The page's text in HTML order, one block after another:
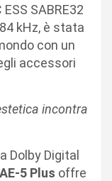
SABRE32
kHz, è stata
con un
accessori
incontra
Dolby Digital
5 Plus offre